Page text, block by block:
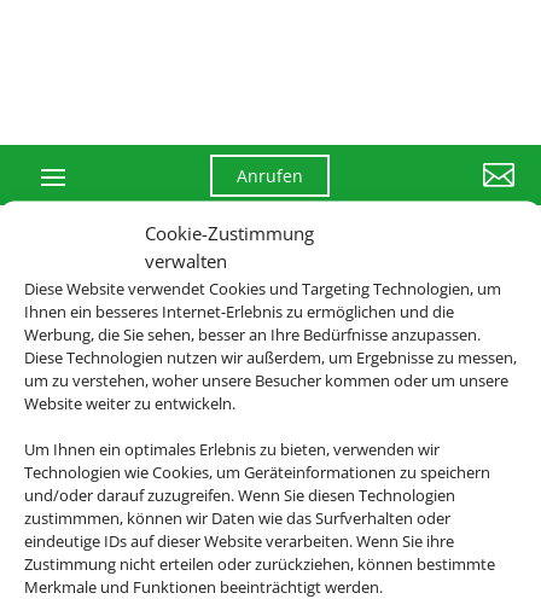
Cookie-Zustimmung
verwalten
Diese Website verwendet Cookies und Targeting Technologien, um
Ihnen ein besseres Internet-Erlebnis zu ermöglichen und die
Werbung, die Sie sehen, besser an Ihre Bedürfnisse anzupassen.
Diese Technologien nutzen wir außerdem, um Ergebnisse zu messen,
um zu verstehen, woher unsere Besucher kommen oder um unsere
Website weiter zu entwickeln.
Um Ihnen ein optimales Erlebnis zu bieten, verwenden wir
Technologien wie Cookies, um Geräteinformationen zu speichern
und/oder darauf zuzugreifen. Wenn Sie diesen Technologien
zustimmmen, können wir Daten wie das Surfverhalten oder
eindeutige IDs auf dieser Website verarbeiten. Wenn Sie ihre
Zustimmung nicht erteilen oder zurückziehen, können bestimmte
Merkmale und Funktionen beeinträchtigt werden.
Anrufen 
Rechtliche Informationen
Impressum|Datenschutzerklärung| Online Check-
In|Service|Blacklisted Airlines|AGB|